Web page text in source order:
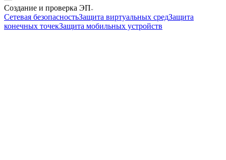
Создание и проверка ЭП
Сетевая безопасностьЗащита виртуальных средЗащита
конечных точекЗащита мобильных устройств